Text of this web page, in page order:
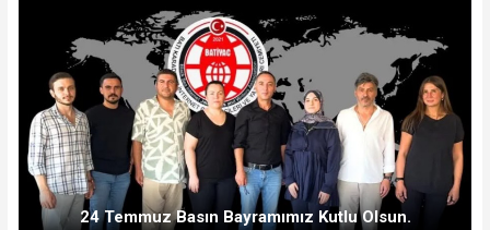
24 Temmuz Basın Bayramımız Kutlu Olsun.